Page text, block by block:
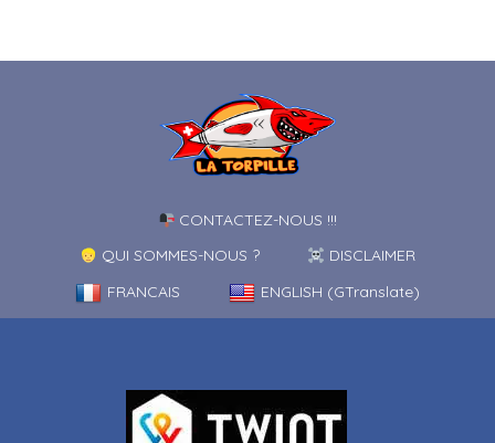
CONTACTEZ-NOUS !!!
QUI SOMMES-NOUS ?
DISCLAIMER
FRANCAIS
ENGLISH (GTranslate)